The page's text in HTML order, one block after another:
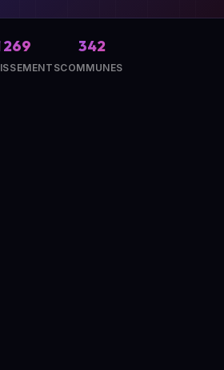
269 342
COMMUNES